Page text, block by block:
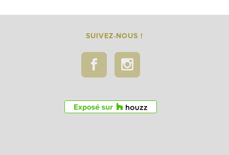
SUIVEZ-NOUS !